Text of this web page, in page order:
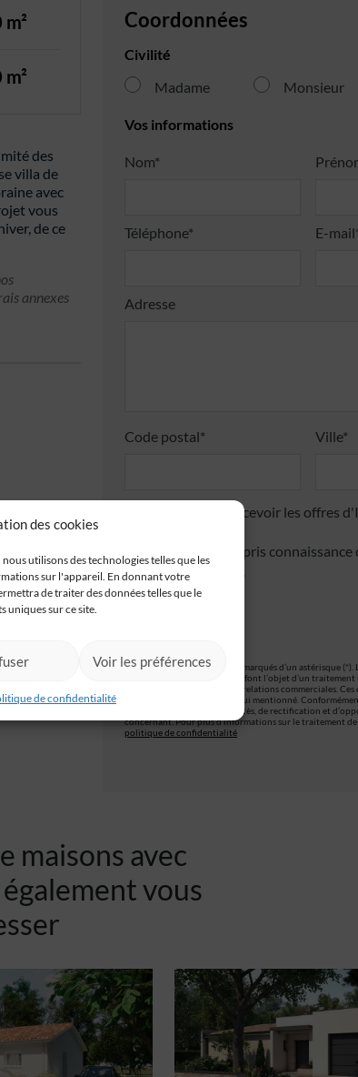
des cookies
utilisons des technologies telles que les
sur l'appareil. En donnant votre
de traiter des données telles que le
uniques sur ce site.
Voir les préférences
de confidentialité
des
villa de
avec
vous
de ce
annexes
Coordonnées
Civilité
Madame
Monsieur
Vos informations
Nom*
Téléphone* E-
Adresse
Code postal* Ville*
J'accepte de recevoir les offres
Je valide avoir pris connaissance
confidentialité
Les champs obligatoires sont marqués d’un astérisque
IGC, à partir de ce formulaire, font l’objet d’un
traitement et à la gestion des relations commerciales.
d’un autre traitement que celui mentionné.
vous disposez d’un droit d’accès, de rectification et
concernant. Pour plus d’informations sur le traitement
politique de confidentialité
maisons avec
vous